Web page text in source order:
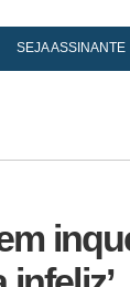
SEJA ASSINANTE